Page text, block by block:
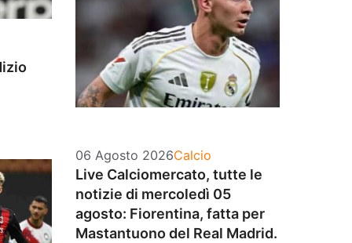
06 Agosto 2026Categorie
Calcio
Live Calciomercato, tutte le
notizie di mercoledì 05
agosto: Fiorentina, fatta per
Mastantuono del Real Madrid.